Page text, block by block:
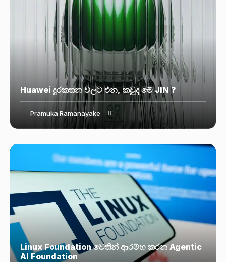
Huawei දුරකතන වලට එන, කවුද මේ JIN ?
Pramuka Ramanayake
Linux Foundation වෙතින් ආරම්භ කරන Agentic
AI Foundation